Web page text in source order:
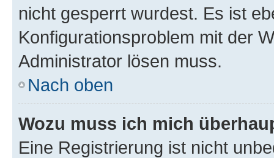
nicht gesperrt wurdest. Es ist
Konfigurationsproblem mit der
Administrator lösen muss.
Nach oben
Wozu muss ich mich
Eine Registrierung ist nicht